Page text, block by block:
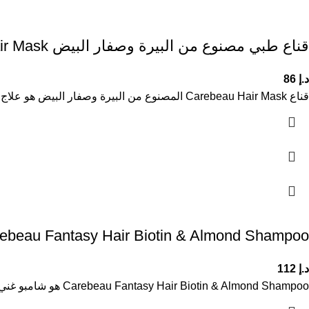
قناع طبي مصنوع من البيرة وصفار البيض Carebeau Hair Mask
د.إ
قناع Carebeau Hair Mask المصنوع من البيرة وصفار البيض هو علاج مكثف للعناية بالشعر، يساعد على تغذيته بعمق وتحسين مظهره
Fantasy Hair Biotin & Almond Shampoo
د.إ
Carebeau Fantasy Hair Biotin & Almond Shampoo هو شامبو غني بالبيوتين وزيت اللوز مصمم لتنظيف الشعر بعمق وتقويته وتحسين مظهره.